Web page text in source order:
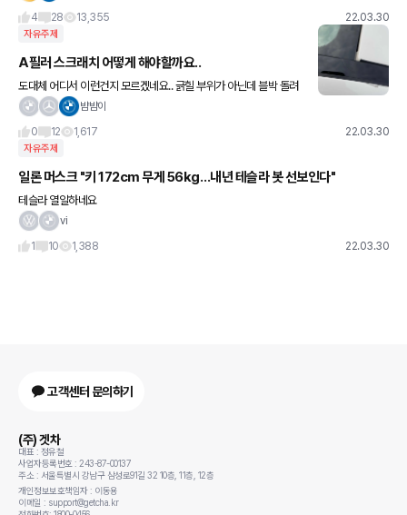
4
28 13,355 22.03.30
자유주제
A필러 스크래치 어떻게 해야할까요..
도대체 어디서 이런건지 모르겠네요.. 긁힐 부위가 아닌데 블박 돌려
봐도 나오는것도 없구요.. 테러가 아닌가 싶습니다. 완전 무사고 차량
뱜뱜이
0
12 1,617 22.03.30
자유주제
일론 머스크 "키 172cm 무게 56kg…내년 테슬라 봇 선보인다"
테슬라 열일하네요
vi
1
10 1,388 22.03.30
고객센터 문의하기
(주) 겟차
대표 : 정유철
사업자등록번호 : 243-87-00137
주소 : 서울특별시 강남구 삼성로91길 32 10층, 11층, 12층
개인정보보호책임자 : 이동용
이메일 : support@getcha.kr